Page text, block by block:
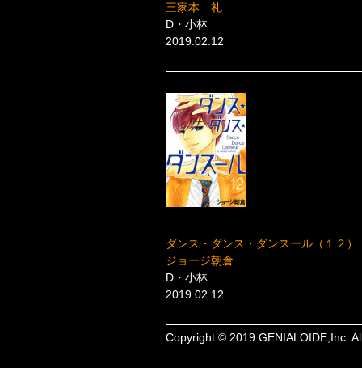
三家本 礼
D・小林
2019.02.12
ダンス・ダンス・ダンスール（１２）
ジョージ朝倉
D・小林
2019.02.12
Copyright © 2019 GENIALOIDE,Inc.